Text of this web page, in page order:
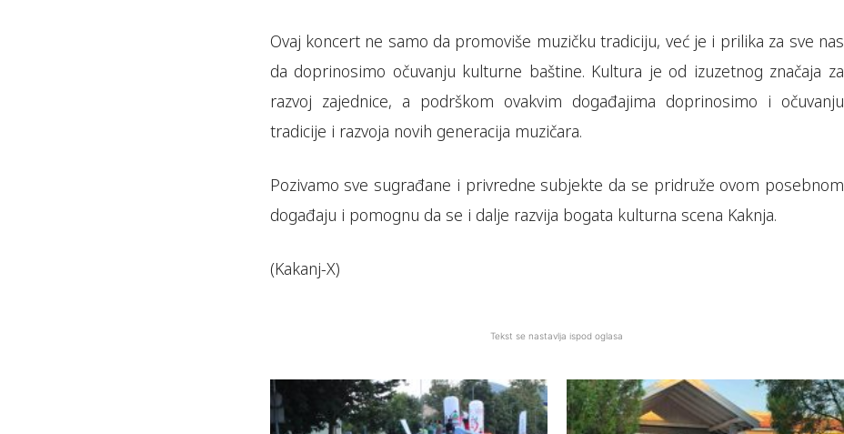
Ovaj koncert ne samo da promoviše muzičku tradiciju, već je i prilika za sve nas
da doprinosimo očuvanju kulturne baštine. Kultura je od izuzetnog značaja za
razvoj zajednice, a podrškom ovakvim događajima doprinosimo i očuvanju
tradicije i razvoja novih generacija muzičara.
Pozivamo sve sugrađane i privredne subjekte da se pridruže ovom posebnom
događaju i pomognu da se i dalje razvija bogata kulturna scena Kaknja.
(Kakanj-X)
Tekst se nastavlja ispod oglasa